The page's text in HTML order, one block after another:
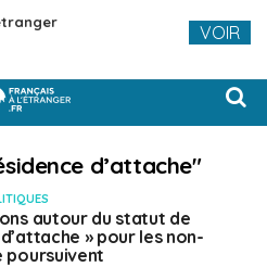
d’attache"
autour du statut de
» pour les non-
poursuivent
VOIR